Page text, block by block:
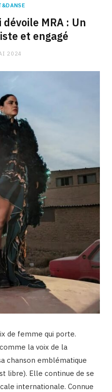
MRA : Un
et engagé
2024
de femme qui porte.
la voix de la
chanson emblématique
libre). Elle continue de se
internationale. Connue